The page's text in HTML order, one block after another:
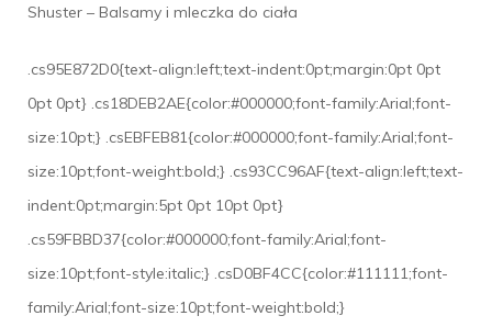
Shuster – Balsamy i mleczka do ciała
.cs95E872D0{text-align:left;text-indent:0pt;margin:0pt 0pt
0pt 0pt} .cs18DEB2AE{color:#000000;font-family:Arial;font-
size:10pt;} .csEBFEB81{color:#000000;font-family:Arial;font-
size:10pt;font-weight:bold;} .cs93CC96AF{text-align:left;text-
indent:0pt;margin:5pt 0pt 10pt 0pt}
.cs59FBBD37{color:#000000;font-family:Arial;font-
size:10pt;font-style:italic;} .csD0BF4CC{color:#111111;font-
family:Arial;font-size:10pt;font-weight:bold;}